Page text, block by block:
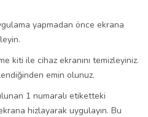
yapmadan önce ekrana
kiti ile cihaz ekranını temizleyiniz.
emin olunuz.
1 numaralı etiketteki
hizlayarak uygulayın. Bu